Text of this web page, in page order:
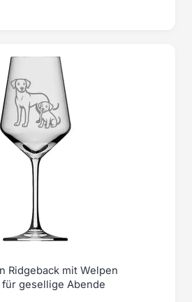
Ridgeback mit Welpen
gesellige Abende